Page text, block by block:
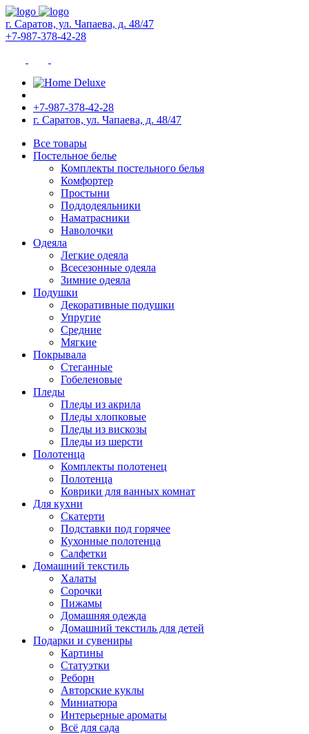
г. Саратов, ул. Чапаева, д. 48/47
+7-987-378-42-28
+7-987-378-42-28
г. Саратов, ул. Чапаева, д. 48/47
Все товары
Постельное белье
Комплекты постельного белья
Комфортер
Простыни
Поддодеяльники
Наматрасники
Наволочки
Одеяла
Легкие одеяла
Всесезонные одеяла
Зимние одеяла
Подушки
Декоративные подушки
Упругие
Средние
Мягкие
Покрывала
Стеганные
Гобеленовые
Пледы
Пледы из акрила
Пледы хлопковые
Пледы из вискозы
Пледы из шерсти
Полотенца
Комплекты полотенец
Полотенца
Коврики для ванных комнат
Для кухни
Скатерти
Подставки под горячее
Кухонные полотенца
Салфетки
Домашний текстиль
Халаты
Сорочки
Пижамы
Домашняя одежда
Домашний текстиль для детей
Подарки и сувениры
Картины
Статуэтки
Реборн
Авторские куклы
Миниатюра
Интерьерные ароматы
Всё для сада